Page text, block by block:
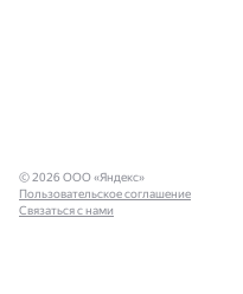
© 2026 ООО «Яндекс»
Пользовательское соглашение
Связаться с нами